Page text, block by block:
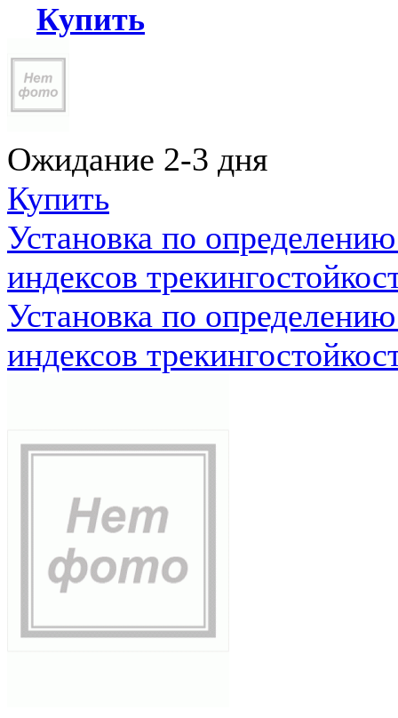
Купить
Ожидание 2-3 дня
Купить
Установка по
индексов
Установка по
индексов